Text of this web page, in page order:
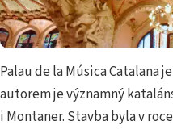
Palau de la Música Catalana
autorem je významný
i Montaner. Stavba byla v